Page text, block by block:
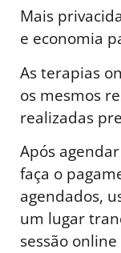
Mais
e economia
As terapias
os mesmos
realizadas
Após
faça o
agendados,
um lugar
sessão